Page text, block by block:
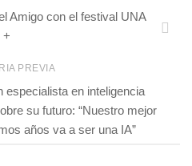
Amigo con el festival UNA
+
PREVIA
especialista en inteligencia
su futuro: “Nuestro mejor
años va a ser una IA”